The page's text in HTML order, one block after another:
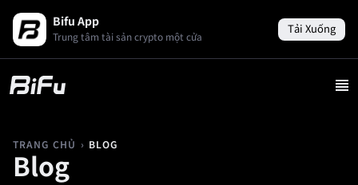
Bifu App
Trung tâm tài sản crypto một cửa
Tải Xuống
TRANG CHỦ › BLOG
Blog